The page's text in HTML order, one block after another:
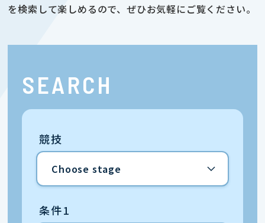
を検索して楽しめるので、ぜひお気軽にご覧ください。
SEARCH
競技
条件1